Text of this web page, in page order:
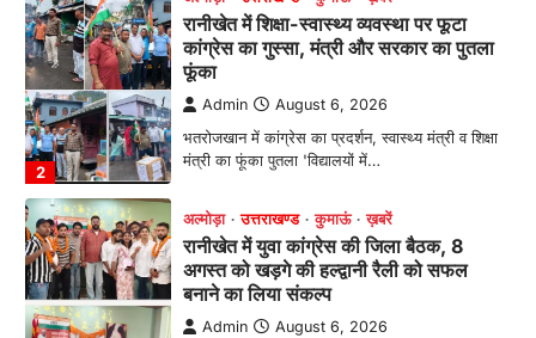
3
रानीखेत में युवा कांग्रेस की जिला बैठक, 8
अगस्त को खड़गे की हल्द्वानी रैली को सफल
बनाने का लिया संकल्प
Admin August 6, 2026
संगठन विस्तार के तहत कई नई नियुक्तियां, बूथ स्तर तक
संगठन मजबूत करने और युवाओं…
अल्मोड़ा उत्तराखण्ड कुमाऊं ख़बरें
चौखुटिया में सेवा पखवाड़ा शिविर: 954 लोगों ने
लिया लाभ, 191 में से 182 शिकायतों का मौके
पर हुआ निस्तारण
Admin August 5, 2026